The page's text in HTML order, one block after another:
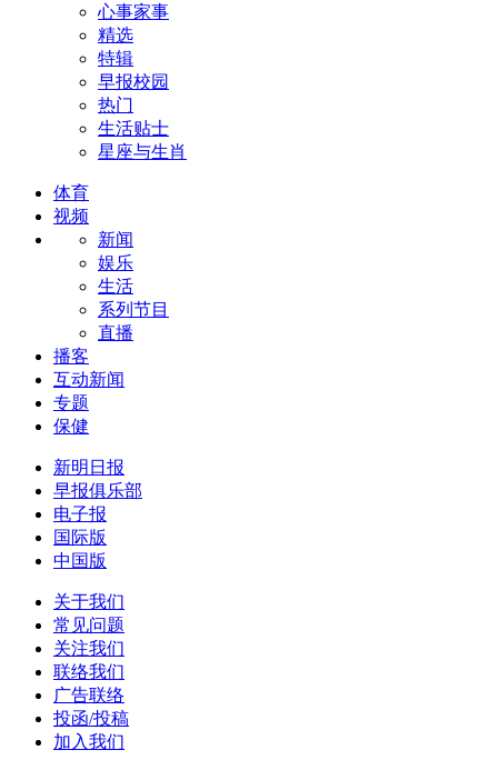
心事家事
精选
特辑
早报校园
热门
生活贴士
星座与生肖
体育
视频
新闻
娱乐
生活
系列节目
直播
播客
互动新闻
专题
保健
新明日报
早报俱乐部
电子报
国际版
中国版
关于我们
常见问题
关注我们
联络我们
广告联络
投函/投稿
加入我们